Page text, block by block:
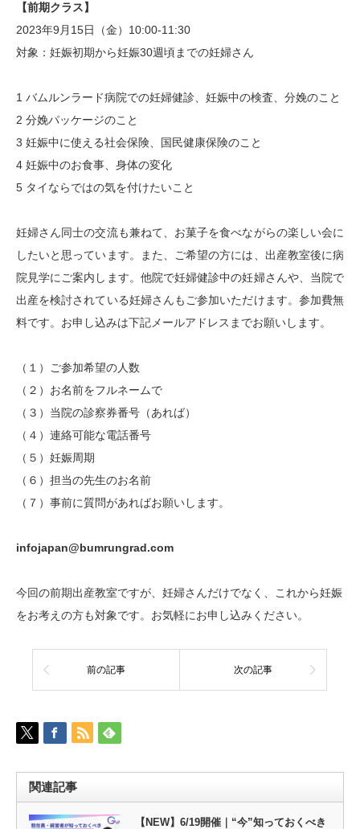
【前期クラス】
2023年9月15日（金）10:00-11:30
対象：妊娠初期から妊娠30週頃までの妊婦さん
1 バムルンラード病院での妊婦健診、妊娠中の検査、分娩のこと
2 分娩パッケージのこと
3 妊娠中に使える社会保険、国民健康保険のこと
4 妊娠中のお食事、身体の変化
5 タイならではの気を付けたいこと
妊婦さん同士の交流も兼ねて、お菓子を食べながらの楽しい会に
したいと思っています。また、ご希望の方には、出産教室後に病
院見学にご案内します。他院で妊婦健診中の妊婦さんや、当院で
出産を検討されている妊婦さんもご参加いただけます。参加費無
料です。お申し込みは下記メールアドレスまでお願いします。
（１）ご参加希望の人数
（２）お名前をフルネームで
（３）当院の診察券番号（あれば）
（４）連絡可能な電話番号
（５）妊娠周期
（６）担当の先生のお名前
（７）事前に質問があればお願いします。
infojapan@bumrungrad.com
今回の前期出産教室ですが、妊婦さんだけでなく、これから妊娠
をお考えの方も対象です。お気軽にお申し込みください。
前の記事 次の記事
関連記事
【NEW】6/19開催｜“今”知っておくべき